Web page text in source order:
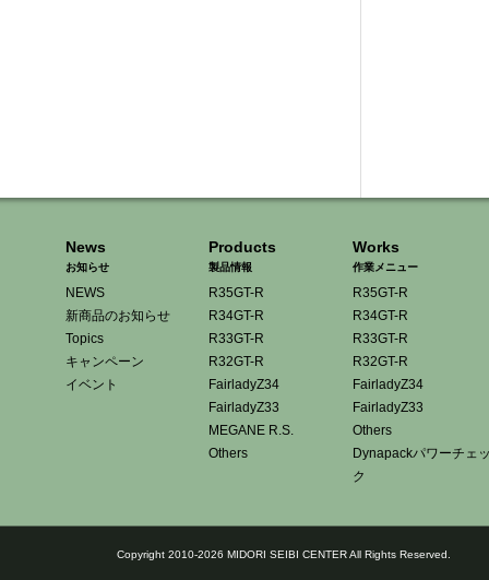
News
お知らせ
NEWS
新商品のお知らせ
Topics
キャンペーン
イベント
Products
製品情報
R35GT-R
R34GT-R
R33GT-R
R32GT-R
FairladyZ34
FairladyZ33
MEGANE R.S.
Others
Works
作業メニュー
R35GT-R
R34GT-R
R33GT-R
R32GT-R
FairladyZ34
FairladyZ33
Others
Dynapackパワーチェ
ク
Copyright 2010-2026 MIDORI SEIBI CENTER All Rights Reserved.